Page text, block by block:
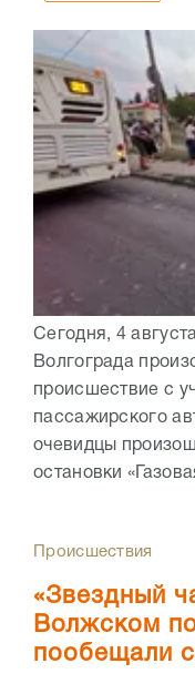
Сегодня, 4
Волгограда
происшествие с
пассажирского
очевидцы
остановки
Происшествия
«Звездный
Волжском
пообещали